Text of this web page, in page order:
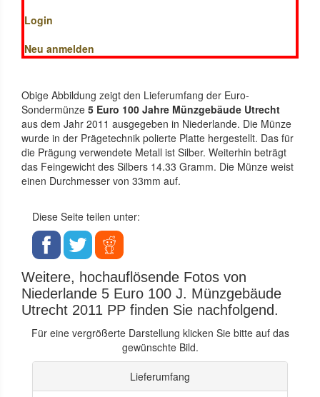
Login
Neu anmelden
Obige Abbildung zeigt den Lieferumfang der Euro-
Sondermünze 5 Euro 100 Jahre Münzgebäude Utrecht
aus dem Jahr 2011 ausgegeben in Niederlande. Die Münze
wurde in der Prägetechnik polierte Platte hergestellt. Das für
die Prägung verwendete Metall ist Silber. Weiterhin beträgt
das Feingewicht des Silbers 14.33 Gramm. Die Münze weist
einen Durchmesser von 33mm auf.
Diese Seite teilen unter:
Weitere, hochauflösende Fotos von
Niederlande 5 Euro 100 J. Münzgebäude
Utrecht 2011 PP finden Sie nachfolgend.
Für eine vergrößerte Darstellung klicken Sie bitte auf das
gewünschte Bild.
Lieferumfang